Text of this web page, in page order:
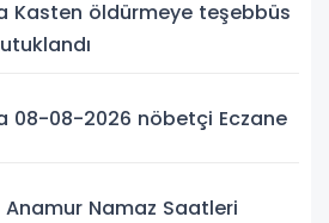
Kasten öldürmeye teşebbüs
08-08-2026 nöbetçi Eczane
Namaz Saatleri